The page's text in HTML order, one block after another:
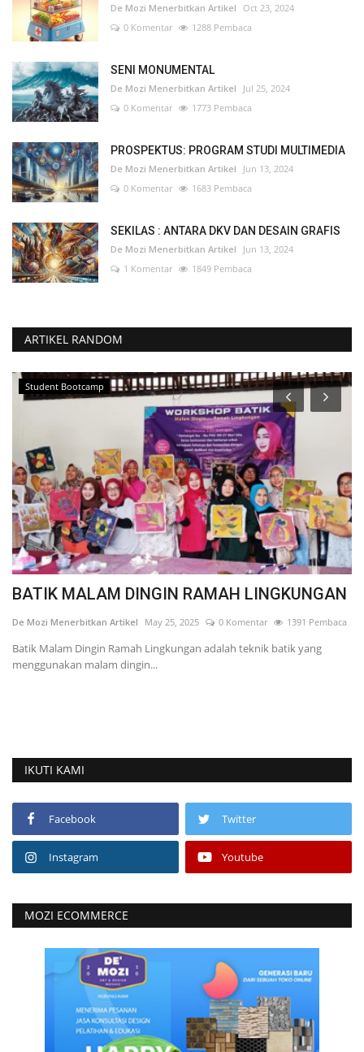
De Mozi Menerbitkan Artikel
Oct 23, 2024
0 Komentar
1288 Pembaca
SENI MONUMENTAL
De Mozi Menerbitkan Artikel
Jul 25, 2024
0 Komentar
1773 Pembaca
PROSPEKTUS: PROGRAM STUDI MULTIMEDIA
De Mozi Menerbitkan Artikel
Jun 13, 2024
0 Komentar
1683 Pembaca
SEKILAS : ANTARA DKV DAN DESAIN GRAFIS
De Mozi Menerbitkan Artikel
Jun 13, 2024
1 Komentar
1849 Pembaca
ARTIKEL RANDOM
Student Bootcamp
BATIK MALAM DINGIN RAMAH LINGKUNGAN
De Mozi Menerbitkan Artikel May 25, 2025 0 Komentar 1391 Pembaca
Batik Malam Dingin Ramah Lingkungan adalah teknik batik yang
menggunakan malam dingin...
IKUTI KAMI
Facebook Twitter
Instagram Youtube
MOZI ECOMMERCE